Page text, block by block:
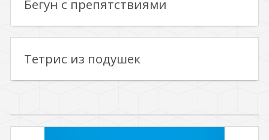
Бегун с препятствиями
Тетрис из подушек